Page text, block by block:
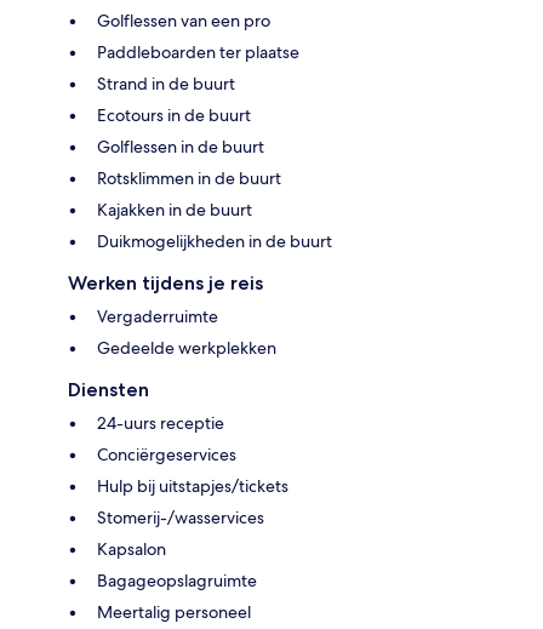
Golflessen van een pro
Paddleboarden ter plaatse
Strand in de buurt
Ecotours in de buurt
Golflessen in de buurt
Rotsklimmen in de buurt
Kajakken in de buurt
Duikmogelijkheden in de buurt
Werken tijdens je reis
Vergaderruimte
Gedeelde werkplekken
Diensten
24-uurs receptie
Conciërgeservices
Hulp bij uitstapjes/tickets
Stomerij-/wasservices
Kapsalon
Bagageopslagruimte
Meertalig personeel